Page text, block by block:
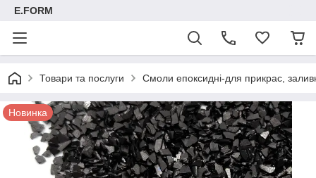
E.FORM
Товари та послуги Смоли епоксидні-для прикрас,
Новинка